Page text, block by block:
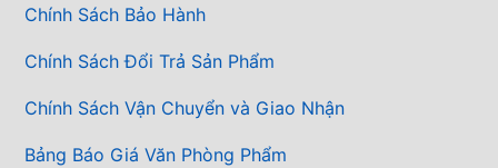
Chính Sách Bảo Hành
Chính Sách Đổi Trả Sản Phẩm
Chính Sách Vận Chuyển và Giao Nhận
Bảng Báo Giá Văn Phòng Phẩm